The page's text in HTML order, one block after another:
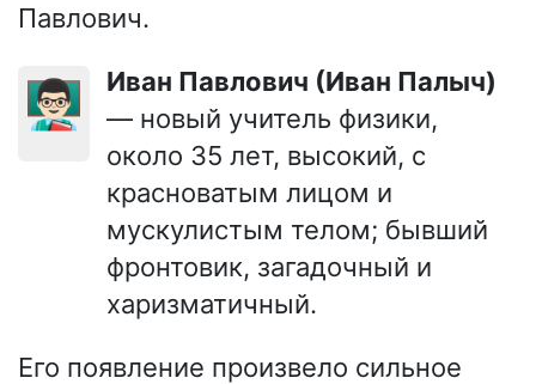
Павлович.
👨🏻‍🏫
Иван Павлович (Иван Палыч)
— новый учитель физики,
около 35 лет, высокий, с
красноватым лицом и
мускулистым телом; бывший
фронтовик, загадочный и
харизматичный.
Его появление произвело сильное